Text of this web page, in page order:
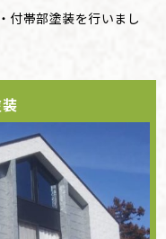
付帯部塗装を行いまし